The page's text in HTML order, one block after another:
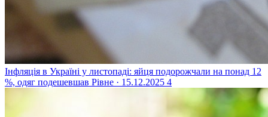
Інфляція в Україні у листопаді: яйця подорожчали на понад 12
%, одяг подешевшав Рівне · 15.12.2025 4